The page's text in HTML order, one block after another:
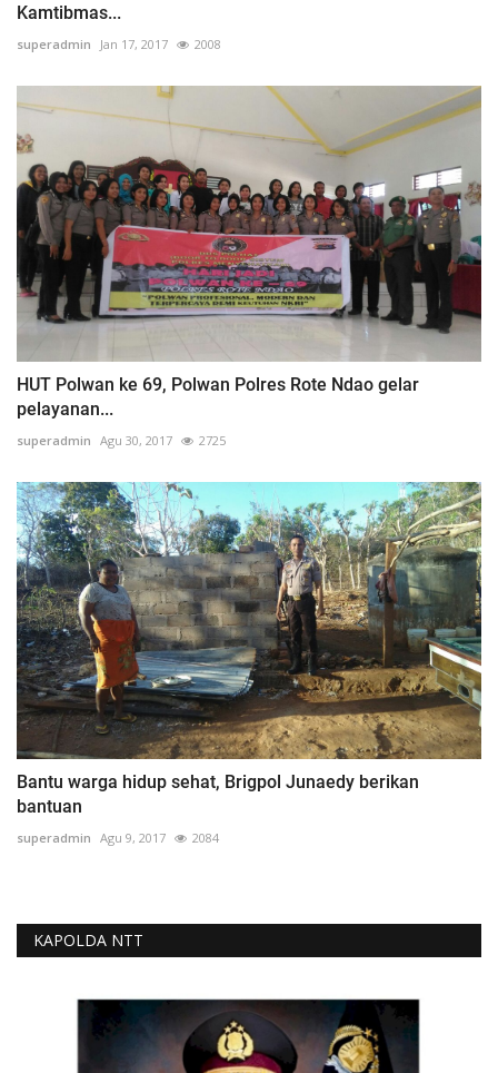
Kamtibmas...
superadmin Jan 17, 2017 2008
HUT Polwan ke 69, Polwan Polres Rote Ndao gelar
pelayanan...
superadmin Agu 30, 2017 2725
Bantu warga hidup sehat, Brigpol Junaedy berikan
bantuan
superadmin Agu 9, 2017 2084
KAPOLDA NTT